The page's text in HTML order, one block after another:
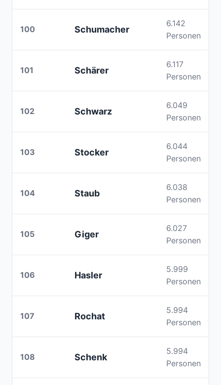
100 Schumacher
6.142
Personen
101 Schärer
6.117
Personen
102 Schwarz
6.049
Personen
103 Stocker
6.044
Personen
104 Staub
6.038
Personen
105 Giger
6.027
Personen
106 Hasler
5.999
Personen
107 Rochat
5.994
Personen
108 Schenk
5.994
Personen